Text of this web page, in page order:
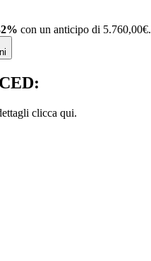
con un anticipo di 5.760,00€.
clicca qui.